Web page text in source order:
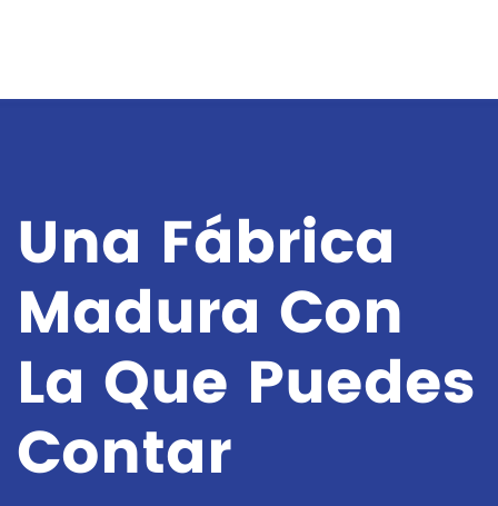
Una Fábrica
Madura Con
La Que Puedes
Contar